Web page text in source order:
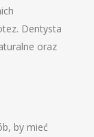
Dentysta
oraz
by mieć